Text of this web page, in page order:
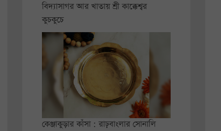
বিদ্যাসাগর আর খাতায় শ্রী কাক্কেশ্বর
কুচকুচে
কেঞ্জাকুড়ার কাঁসা : রাঢ়বাংলার সোনালি